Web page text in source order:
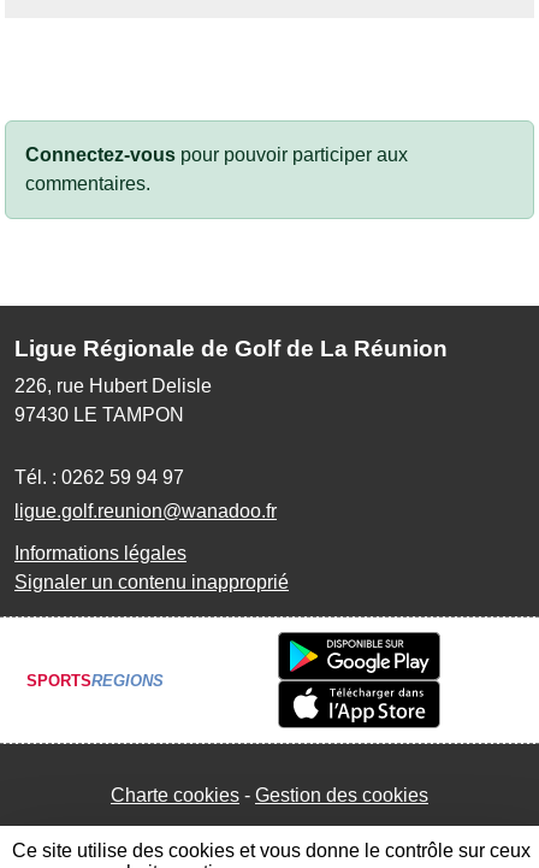
Connectez-vous pour pouvoir participer aux
commentaires.
Ligue Régionale de Golf de La Réunion
226, rue Hubert Delisle
97430 LE TAMPON
Tél. : 0262 59 94 97
ligue.golf.reunion@wanadoo.fr
Informations légales
Signaler un contenu inapproprié
SPORTSREGIONS
Charte cookies Gestion des cookies
Ce site utilise des cookies et vous donne le contrôle sur ceux